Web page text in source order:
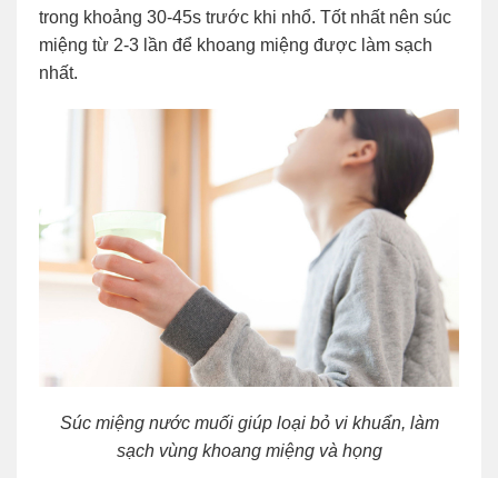
trong khoảng 30-45s trước khi nhổ. Tốt nhất nên súc
miệng từ 2-3 lần để khoang miệng được làm sạch
nhất.
Súc miệng nước muối giúp loại bỏ vi khuẩn, làm
sạch vùng khoang miệng và họng